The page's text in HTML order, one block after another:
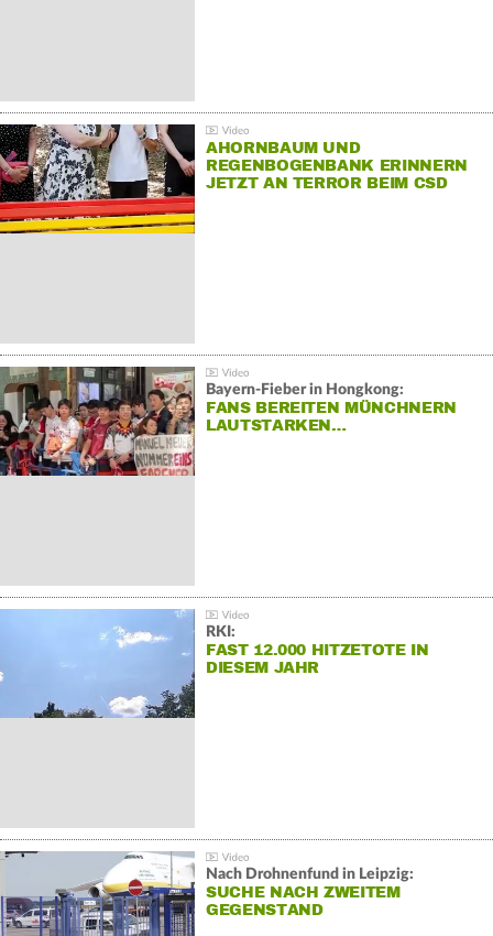
AHORNBAUM UND
REGENBOGENBANK ERINNERN
JETZT AN TERROR BEIM CSD
Bayern-Fieber in Hongkong:
FANS BEREITEN MÜNCHNERN
LAUTSTARKEN…
RKI:
FAST 12.000 HITZETOTE IN
DIESEM JAHR
Nach Drohnenfund in Leipzig:
SUCHE NACH ZWEITEM
GEGENSTAND